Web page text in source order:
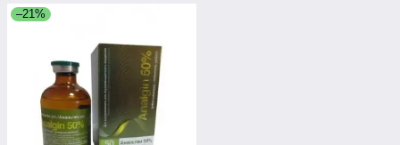
–21%